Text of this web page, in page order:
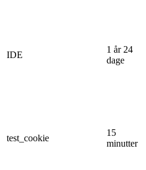
IDE
1 år 24
dage
test_cookie
15
minutter